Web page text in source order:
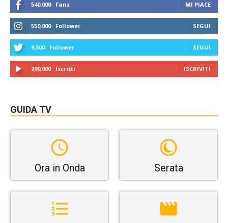
540,000 Fans MI PIACE
550,000 Follower SEGUI
9,300 Follower SEGUI
290,000 Iscritti ISCRIVITI
GUIDA TV
Ora in Onda Serata